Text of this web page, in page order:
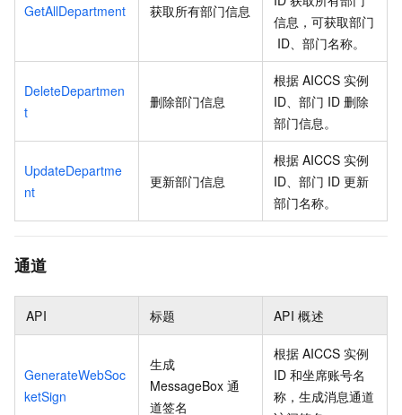
GetAllDepartment 获取所有部门信息
信息，可获取部门
ID、部门名称。
DeleteDepartmen
t
删除部门信息
根据 AICCS 实例
ID、部门 ID 删除
部门信息。
UpdateDepartme
nt
更新部门信息
根据 AICCS 实例
ID、部门 ID 更新
部门名称。
通道
API 标题 API 概述
GenerateWebSoc
ketSign
生成
MessageBox 通
道签名
根据 AICCS 实例
ID 和坐席账号名
称，生成消息通道